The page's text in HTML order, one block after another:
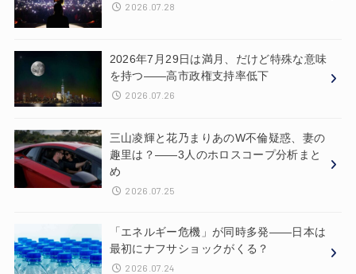
2026.07.28
2026年7月29日は満月、だけど特殊な意味
を持つ——高市政権支持率低下
2026.07.26
三山凌輝と花乃まりあのW不倫疑惑、妻の
趣里は？——3人のホロスコープ分析まと
め
2026.07.25
「エネルギー危機」が同時多発——日本は
最初にナフサショックがくる？
2026.07.24